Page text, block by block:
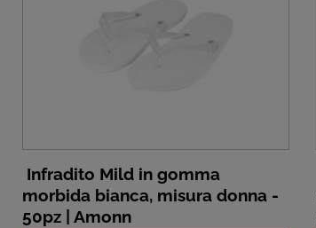
Infradito Mild in gomma
morbida bianca, misura donna -
50pz | Amonn